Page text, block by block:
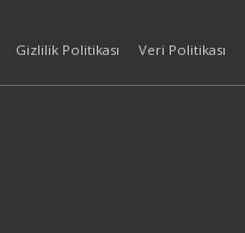
Gizlilik Politikası Veri Politikası